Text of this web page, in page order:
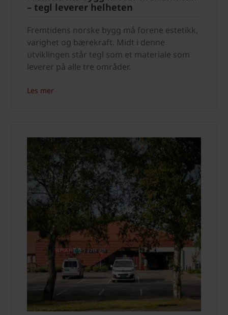
– tegl leverer helheten
Fremtidens norske bygg må forene estetikk,
varighet og bærekraft. Midt i denne
utviklingen står tegl som et materiale som
leverer på alle tre områder.
Les mer